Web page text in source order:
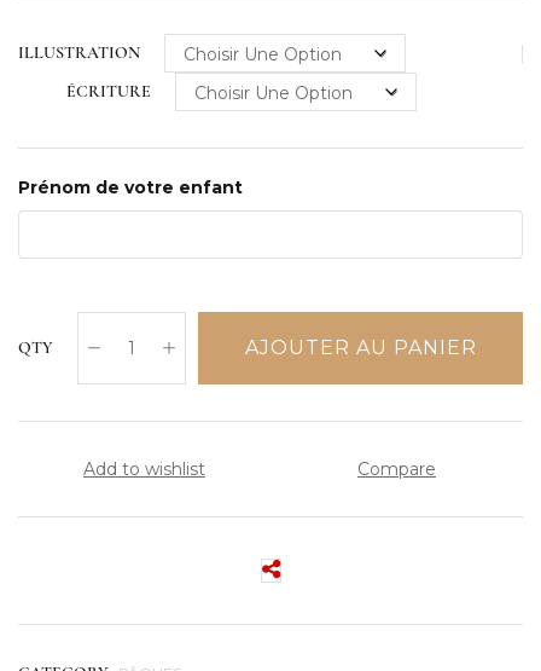
ILLUSTRATION
ÉCRITURE
Prénom de votre enfant
QTY AJOUTER AU PANIER
Add to wishlist Compare